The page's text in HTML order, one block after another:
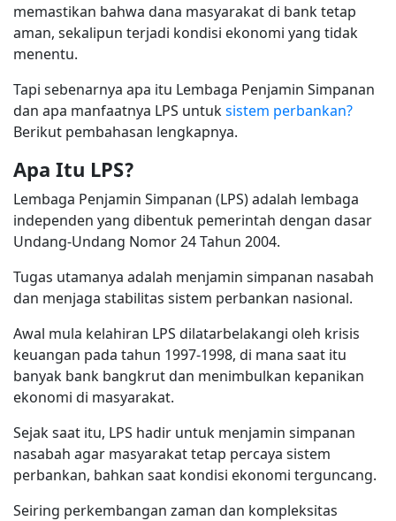
memastikan bahwa dana masyarakat di bank tetap
aman, sekalipun terjadi kondisi ekonomi yang tidak
menentu.
Tapi sebenarnya apa itu Lembaga Penjamin Simpanan
dan apa manfaatnya LPS untuksistem perbankan?
Berikut pembahasan lengkapnya.
Apa Itu LPS?
Lembaga Penjamin Simpanan (LPS) adalah lembaga
independen yang dibentuk pemerintah dengan dasar
Undang-Undang Nomor 24 Tahun 2004.
Tugas utamanya adalah menjamin simpanan nasabah
dan menjaga stabilitas sistem perbankan nasional.
Awal mula kelahiran LPS dilatarbelakangi oleh krisis
keuangan pada tahun 1997-1998, di mana saat itu
banyak bank bangkrut dan menimbulkan kepanikan
ekonomi di masyarakat.
Sejak saat itu, LPS hadir untuk menjamin simpanan
nasabah agar masyarakat tetap percaya sistem
perbankan, bahkan saat kondisi ekonomi terguncang.
Seiring perkembangan zaman dan kompleksitas